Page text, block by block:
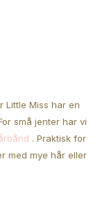
Little Miss har en
små jenter har vi
. Praktisk for
med mye hår eller